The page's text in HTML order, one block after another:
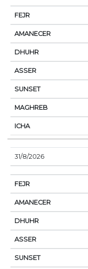
31/8/2026